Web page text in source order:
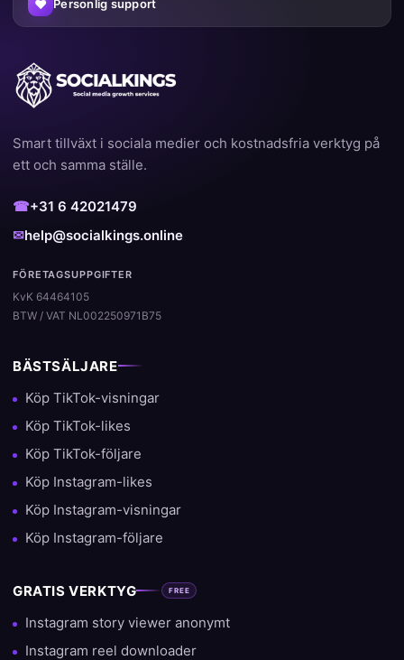
♥ Personlig support
Smart tillväxt i sociala medier och kostnadsfria verktyg på
ett och samma ställe.
☎+31 6 42021479
✉help@socialkings.online
FÖRETAGSUPPGIFTER
KvK 64464105
BTW / VAT NL002250971B75
BÄSTSÄLJARE
Köp TikTok-visningar
Köp TikTok-likes
Köp TikTok-följare
Köp Instagram-likes
Köp Instagram-visningar
Köp Instagram-följare
GRATIS VERKTYG FREE
Instagram story viewer anonymt
Instagram reel downloader